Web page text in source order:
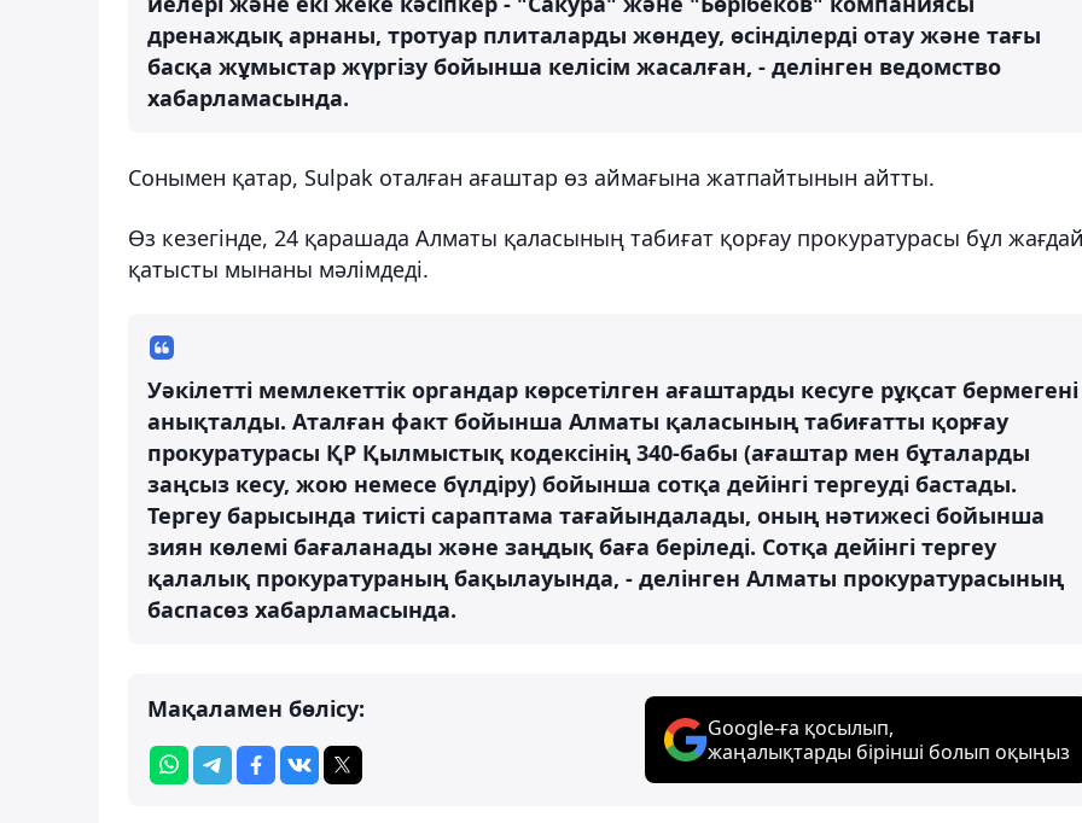
дренаждық арнаны, тротуар плиталарды жөндеу, өсінділерді отау және тағы
басқа жұмыстар жүргізу бойынша келісім жасалған, - делінген ведомство
хабарламасында.
Сонымен қатар, Sulpak оталған ағаштар өз аймағына жатпайтынын айтты.
Өз кезегінде, 24 қарашада Алматы қаласының табиғат қорғау прокуратурасы бұл
қатысты мынаны мәлімдеді.
Уәкілетті мемлекеттік органдар көрсетілген ағаштарды кесуге рұқсат бермегені
анықталды. Аталған факт бойынша Алматы қаласының табиғатты қорғау
прокуратурасы ҚР Қылмыстық кодексінің 340-бабы (ағаштар мен бұталарды
заңсыз кесу, жою немесе бүлдіру) бойынша сотқа дейінгі тергеуді бастады.
Тергеу барысында тиісті сараптама тағайындалады, оның нәтижесі бойынша
зиян көлемі бағаланады және заңдық баға беріледі. Сотқа дейінгі тергеу
қалалық прокуратураның бақылауында, - делінген Алматы прокуратурасының
баспасөз хабарламасында.
Мақаламен бөлісу:
Google-ға қосылып,
жаңалықтарды бірінші болып оқыңыз